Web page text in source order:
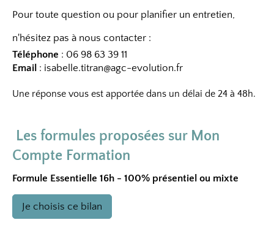
Pour toute question ou pour planifier un entretien,
n'hésitez pas à nous contacter :​
Téléphone : 06 98 63 39 11
Email : isabelle.titran@agc-evolution.fr
Une réponse vous est apportée dans un délai de 24 à 48h.
Les formules proposées sur Mon
Compte Formation
Formule Essentielle 16h - 100% présentiel ou mixte
Je choisis ce bilan